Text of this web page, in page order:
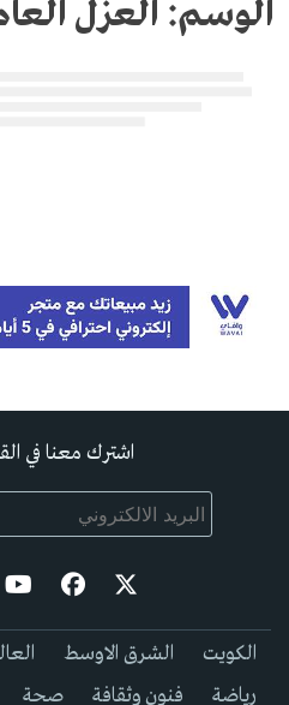
الوسم: العزل
اشترك معنا في
الكويت الشرق الاوسط
رياضة
فنون وثقافة صحة